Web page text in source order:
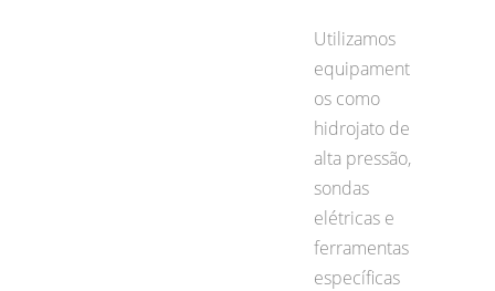
Utilizamos
equipament
os como
hidrojato de
alta pressão,
sondas
elétricas e
ferramentas
específicas